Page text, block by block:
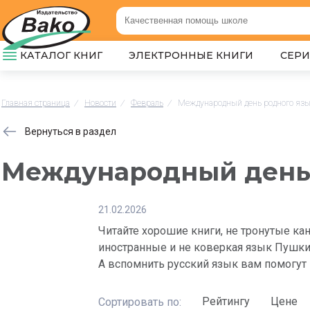
КАТАЛОГ КНИГ ЭЛЕКТРОННЫЕ КНИГИ
Главная страница / Новости / Февраль / Международный день родного
Вернуться в раздел
Международный
21.02.2026
Читайте хорошие книги, не тронутые
иностранные и не коверкая язык
А вспомнить русский язык вам
Сортировать по: Рейтингу Цене